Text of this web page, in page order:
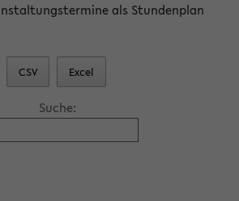
als Stundenplan
CSV Excel
Suche: